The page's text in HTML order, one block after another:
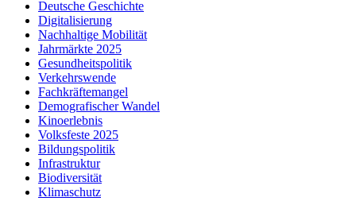
Deutsche Geschichte
Digitalisierung
Nachhaltige Mobilität
Jahrmärkte 2025
Gesundheitspolitik
Verkehrswende
Fachkräftemangel
Demografischer Wandel
Kinoerlebnis
Volksfeste 2025
Bildungspolitik
Infrastruktur
Biodiversität
Klimaschutz